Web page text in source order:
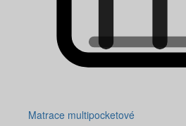
Matrace multipocketové